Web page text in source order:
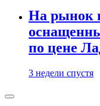
На рынок
по цене
3 недели спустя